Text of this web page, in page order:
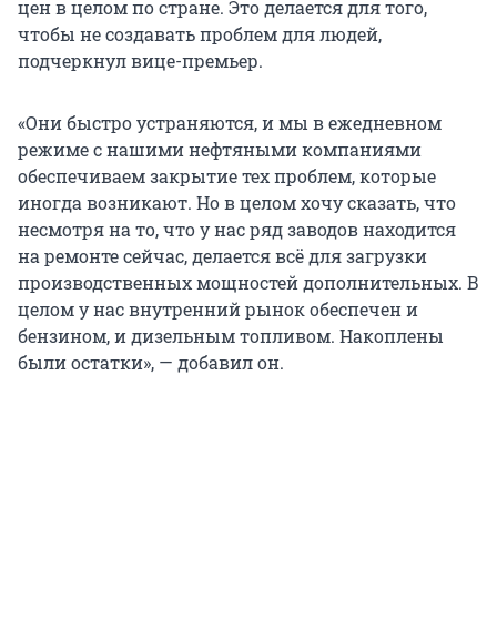
цен в целом по стране. Это делается для того,
чтобы не создавать проблем для людей,
подчеркнул вице-премьер.
«Они быстро устраняются, и мы в ежедневном
режиме с нашими нефтяными компаниями
обеспечиваем закрытие тех проблем, которые
иногда возникают. Но в целом хочу сказать, что
несмотря на то, что у нас ряд заводов находится
на ремонте сейчас, делается всё для загрузки
производственных мощностей дополнительных. В
целом у нас внутренний рынок обеспечен и
бензином, и дизельным топливом. Накоплены
были остатки», — добавил он.